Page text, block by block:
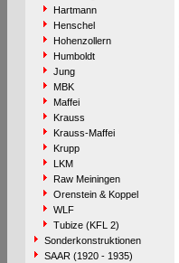
Hartmann
Henschel
Hohenzollern
Humboldt
Jung
MBK
Maffei
Krauss
Krauss-Maffei
Krupp
LKM
Raw Meiningen
Orenstein & Koppel
WLF
Tubize (KFL 2)
Sonderkonstruktionen
SAAR (1920 - 1935)